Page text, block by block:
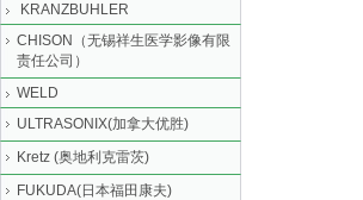
KRANZBUHLER
CHISON（无锡祥生医学影像有限
责任公司）
WELD
ULTRASONIX(加拿大优胜)
Kretz (奥地利克雷茨)
FUKUDA(日本福田康夫)